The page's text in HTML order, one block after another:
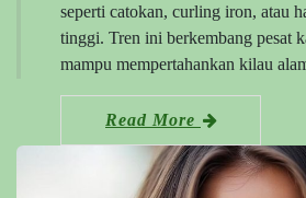
seperti catokan, curling iron, atau
tinggi. Tren ini berkembang pesat
mampu mempertahankan kilau
Read More